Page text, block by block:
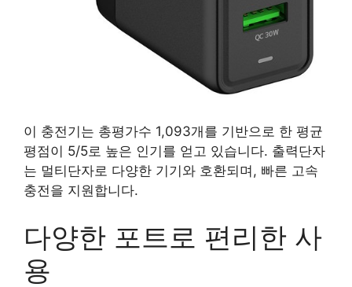
이 충전기는 총평가수 1,093개를 기반으로 한 평균
평점이 5/5로 높은 인기를 얻고 있습니다. 출력단자
는 멀티단자로 다양한 기기와 호환되며, 빠른 고속
충전을 지원합니다.
다양한 포트로 편리한 사
용